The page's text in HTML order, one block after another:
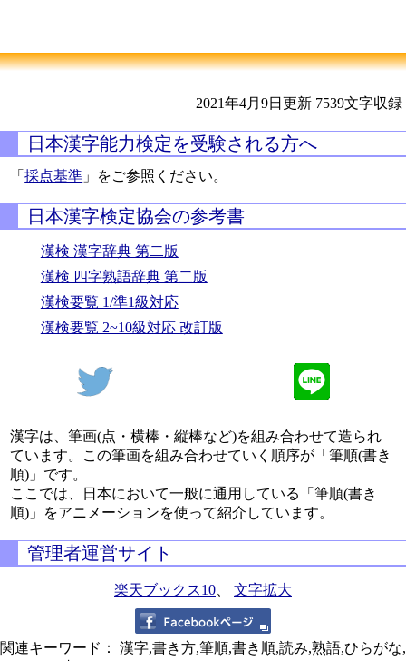
2021年4月9日更新 7539文字収録
日本漢字能力検定を受験される方へ
「採点基準 」をご参照ください。
日本漢字検定協会の参考書
漢検 漢字辞典 第二版
漢検 四字熟語辞典 第二版
漢検要覧 1/準1級対応
漢検要覧 2~10級対応 改訂版
漢字は、筆画(点・横棒・縦棒など)を組み合わせて造られ
ています。この筆画を組み合わせていく順序が「筆順(書き
順)」です。
ここでは、日本において一般に通用している「筆順(書き
順)」をアニメーションを使って紹介しています。
管理者運営サイト
楽天ブックス10 文字拡大
関連キーワード： 漢字,書き方,筆順,書き順,読み,熟語,ひらがな,